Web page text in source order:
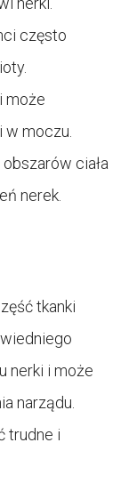
często
może
moczu.
ciała
nerek.
tkanki
nerki i może
narządu.
trudne i